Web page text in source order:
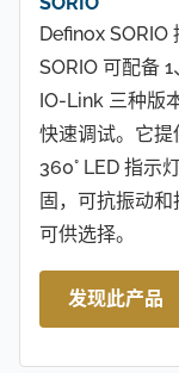
Definox SORIO
SORIO 可配备
IO-Link 三种版
快速调试。它
360° LED 指示
固，可抗振动
可供选择。
发现此产品